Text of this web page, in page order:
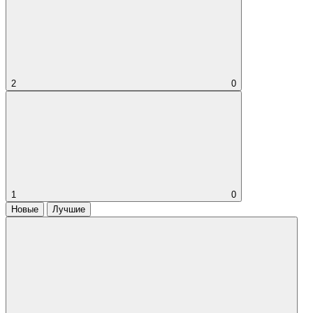
2 0
1
0
Новые
Лучшие